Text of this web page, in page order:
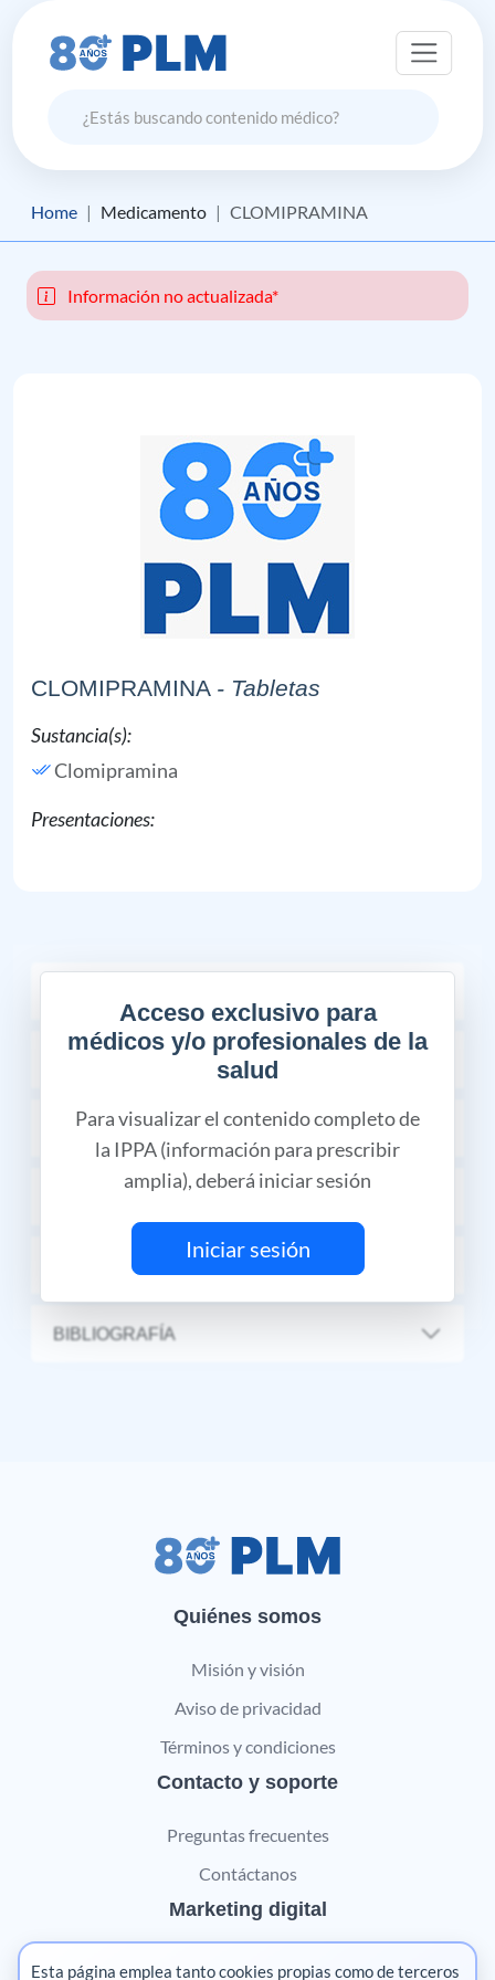
Home Medicamento CLOMIPRAMINA
Información no actualizada*
CLOMIPRAMINA - Tabletas
Sustancia(s):
Clomipramina
Presentaciones:
Acceso exclusivo para
médicos y/o profesionales de la
salud
Para visualizar el contenido completo de
la IPPA (información para prescribir
amplia), deberá iniciar sesión
Iniciar sesión
FARMACOCINÉTICA Y FARMACODINAMIA
REACCIONES ADVERSAS
PRECAUCIONES Y ADVERTENCIAS
INFORMACIÓN COMPLEMENTARIA
BIBLIOGRAFÍA
Quiénes somos
Misión y visión
Aviso de privacidad
Términos y condiciones
Contacto y soporte
Preguntas frecuentes
Contáctanos
Marketing digital
Pharma
Esta página emplea tanto cookies propias como de terceros